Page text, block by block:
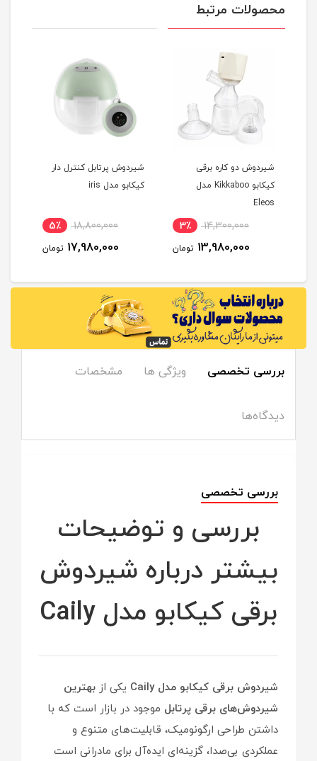
محصولات مرتبط
شیردوش دو کاره برقی
کیکابو Kikkaboo مدل
Eleos
14,300,000 3٪
13,980,000 تومان
شیردوش پرتابل کنترل دار
کیکابو مدل iris
18,800,000 5٪
17,980,000 تومان
بررسی تخصصی ویژگی ها مشخصات
دیدگاه‌ها
بررسی تخصصی
بررسی و توضیحات
بیشتر درباره شیردوش
برقی کیکابو مدل Caily
شیردوش برقی کیکابو مدل Caily یکی از بهترین
شیردوش‌های برقی پرتابل موجود در بازار است که با
داشتن طراحی ارگونومیک، قابلیت‌های متنوع و
عملکردی بی‌صدا، گزینه‌ای ایده‌آل برای مادرانی است